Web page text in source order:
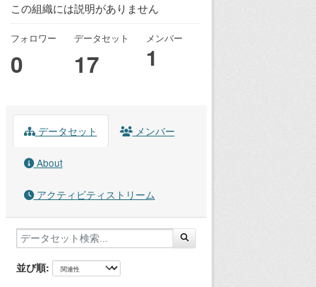
この組織には説明がありません
フォロワー
0
データセット
17
メンバー
1
データセット メンバー
About
アクティビティストリーム
並び順